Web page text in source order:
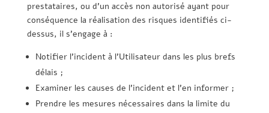
prestataires, ou d’un accès non autorisé ayant pour
conséquence la réalisation des risques identifiés ci-
dessus, il s’engage à :
Notifier l’incident à l’Utilisateur dans les plus brefs
délais ;
Examiner les causes de l’incident et l’en informer ;
Prendre les mesures nécessaires dans la limite du